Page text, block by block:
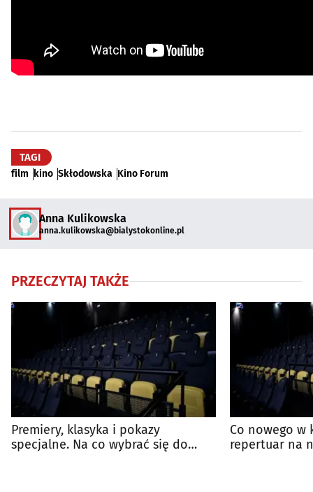
TAGI
film kino Skłodowska Kino Forum
Anna Kulikowska
anna.kulikowska@bialystokonline.pl
PRZECZYTAJ TAKŻE
Premiery, klasyka i pokazy
specjalne. Na co wybrać się do
Co nowego w
repertuar na